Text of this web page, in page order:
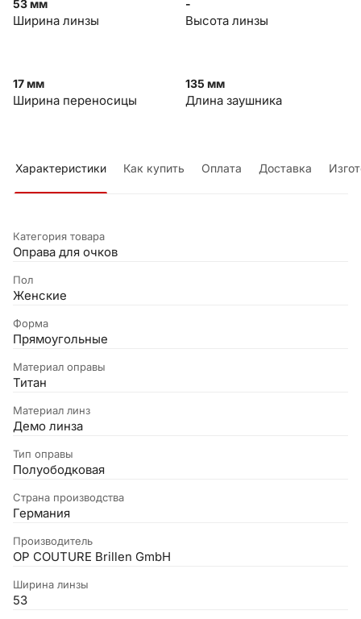
53 мм
Ширина линзы
-
Высота линзы
17 мм
Ширина переносицы
135 мм
Длина заушника
Характеристики Как купить Оплата Доставка
Категория товара
Оправа для очков
Пол
Женские
Форма
Прямоугольные
Материал оправы
Титан
Материал линз
Демо линза
Тип оправы
Полуободковая
Страна производства
Германия
Производитель
OP COUTURE Brillen GmbH
Ширина линзы
53